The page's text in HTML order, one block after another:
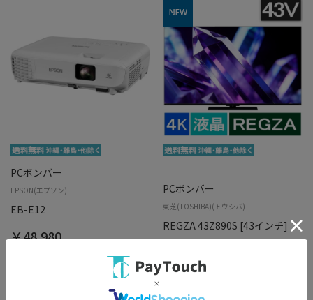
PCボンバー
EPSON(エプソン)
EB-E12
￥48,980
PCボンバー
東芝(TOSHIBA)(トウシバ)
REGZA 43Z890S [43インチ]
バリエーション：なし